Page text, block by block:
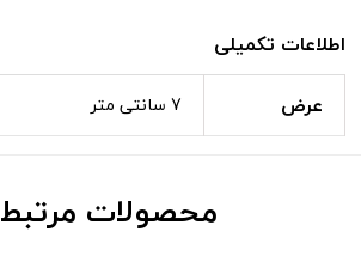
اطلاعات تکمیلی
عرض
7 سانتی متر
محصولات مرتبط